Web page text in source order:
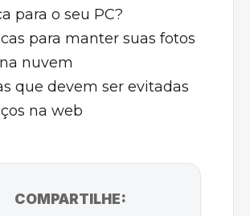
para o seu PC?
para manter suas fotos
nuvem
que devem ser evitadas
na web
COMPARTILHE: